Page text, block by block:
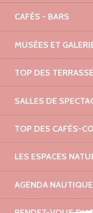
CAFÉS - BARS
MUSÉES ET
TOP DES
SALLES DE
TOP DES CAFÉS-
LES ESPACES
AGENDA NAUTIQUE